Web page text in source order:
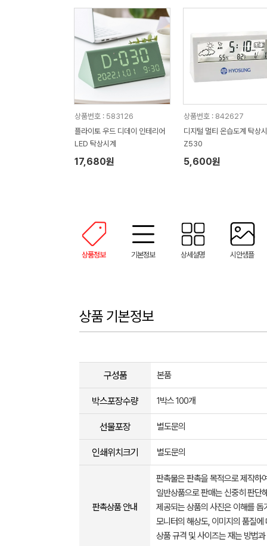
상품번호 : 583126
플라이토 우드 디데이 인테리어
LED 탁상시계
17,680원
상품번호 : 842627
디지털 멀티 온습도계 탁상
Z530
5,600원
상품정보 기본정보 상세설명 시안샘플
상품 기본정보
구성품 본품
박스포장수량 1박스 100개
선물포장 별도문의
인쇄위치크기 별도문의
판촉상품 안내
판촉물은 판촉을 목적으로 제작하
일반상품으로 판매는 신중히 판단
제공되는 상품의 사진은 이해를
모니터의 해상도, 이미지의 품질
상품 규격 및 사이즈는 재는 방법